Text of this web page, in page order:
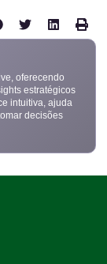
oferecendo
estratégicos
intuitiva, ajuda
decisões